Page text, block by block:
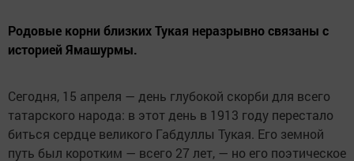
Родовые корни близких Тукая неразрывно связаны с
историей Ямашурмы.
Сегодня, 15 апреля — день глубокой скорби для всего
татарского народа: в этот день в 1913 году перестало
биться сердце великого Габдуллы Тукая. Его земной
путь был коротким — всего 27 лет, — но его поэтическое